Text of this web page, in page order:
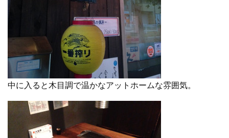
中に入ると木目調で温かなアットホームな雰囲気。